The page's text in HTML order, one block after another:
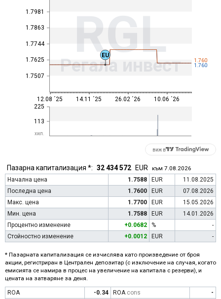
1.7507
1.7625
1.7744
1.7863
1.7981 RGL
Регала инвест
хил.
113
225
1.760
1.760
12.08 ´25 14.11 ´25 26.02 ´26 10.06 ´26
EU
виж в
Пазарна капитализация *: 32 434 572 EUR към 7.08.2026
Начална цена
1.7588 EUR
11.08.2025
Последна цена
1.7600 EUR
07.08.2026
Макс. цена
1.7700 EUR
15.05.2026
Мин. цена
1.7588 EUR
14.01.2026
Процентно изменение
+0.0682 %
-
Стойностно изменение
+0.0012 EUR -
* Пазарната капитализация се изчислява като произведение от броя
акции, регистриран в Централен депозитар (с изключение на случая, когато
емисията се намира в процес на увеличение на капитала с резерви), и
цената на затваряне за деня.
ROA -0.34 ROA cons
-